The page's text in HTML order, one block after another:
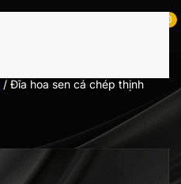
0
/ Đĩa hoa sen cá chép thịnh